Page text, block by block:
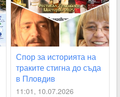
Спор за историята на
траките стигна до съда
в Пловдив
11:01, 10.07.2026